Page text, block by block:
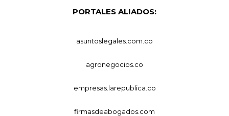
PORTALES ALIADOS:
asuntoslegales.com.co
agronegocios.co
empresas.larepublica.co
firmasdeabogados.com